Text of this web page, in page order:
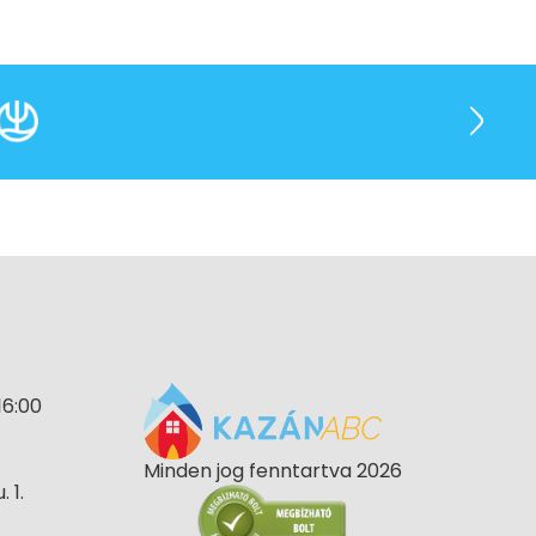
1.
Minden jog fenntartva 2026